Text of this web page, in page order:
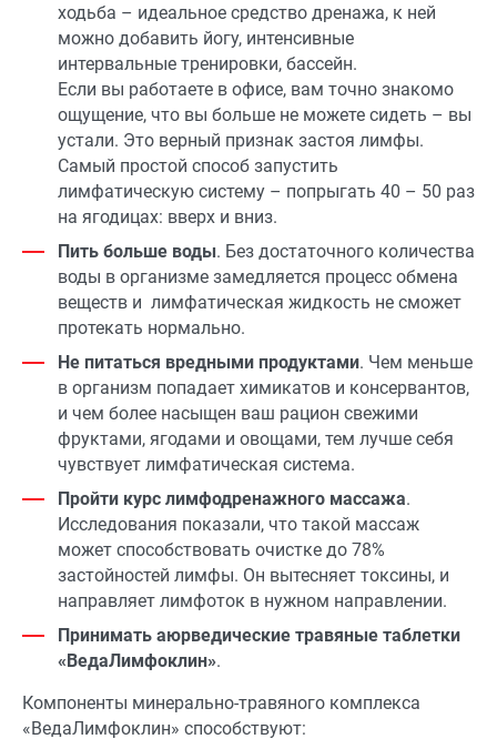
ходьба – идеальное средство дренажа, к ней
можно добавить йогу, интенсивные
интервальные тренировки, бассейн.
Если вы работаете в офисе, вам точно знакомо
ощущение, что вы больше не можете сидеть – вы
устали. Это верный признак застоя лимфы.
Самый простой способ запустить
лимфатическую систему – попрыгать 40 – 50 раз
на ягодицах: вверх и вниз.
Пить больше воды. Без достаточного количества
воды в организме замедляется процесс обмена
веществ и лимфатическая жидкость не сможет
протекать нормально.
Не питаться вредными продуктами. Чем меньше
в организм попадает химикатов и консервантов,
и чем более насыщен ваш рацион свежими
фруктами, ягодами и овощами, тем лучше себя
чувствует лимфатическая система.
Пройти курс лимфодренажного массажа.
Исследования показали, что такой массаж
может способствовать очистке до 78%
застойностей лимфы. Он вытесняет токсины, и
направляет лимфоток в нужном направлении.
Принимать аюрведические травяные таблетки
«ВедаЛимфоклин».
Компоненты минерально-травяного комплекса
«ВедаЛимфоклин» способствуют: